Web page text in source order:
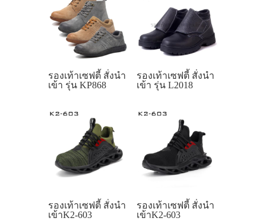
รองเท้าเซฟตี้ สั่งนำ
เข้า รุ่น KP868
รองเท้าเซฟตี้ สั่งนำ
เข้า รุ่น L2018
รองเท้าเซฟตี้ สั่งนำ
เข้าK2-603
รองเท้าเซฟตี้ สั่งนำ
เข้าK2-603